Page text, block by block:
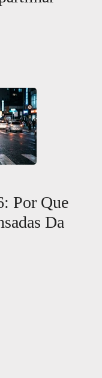
Por Que
Da